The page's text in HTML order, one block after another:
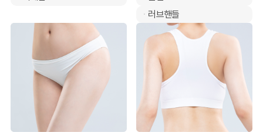
러브핸들